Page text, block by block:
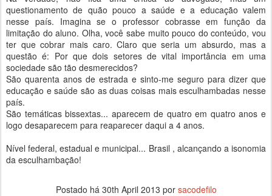
questionamento de quão pouco a saúde e a educação valem
nesse país. Imagina se o professor cobrasse em função da
limitação do aluno. Olha, você sabe muito pouco do conteúdo, vou
ter que cobrar mais caro. Claro que seria um absurdo, mas a
questão é: Por que dois setores de vital importância em uma
sociedade são tão desmerecidos?
São quarenta anos de estrada e sinto-me seguro para dizer que
educação e saúde são as duas coisas mais esculhambadas nesse
país.
São temáticas bissextas... aparecem de quatro em quatro anos e
logo desaparecem para reaparecer daqui a 4 anos.
Nível federal, estadual e municipal... Brasil , alcançando a isonomia
da esculhambação!
Postado há 30th April 2013 por sacodefilo